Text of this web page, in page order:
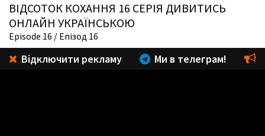
ВІДСОТОК КОХАННЯ 16 СЕРІЯ ДИВИТИСЬ
ОНЛАЙН УКРАЇНСЬКОЮ
Episode 16 / Епізод 16
Відключити рекламу Ми в телеграм!